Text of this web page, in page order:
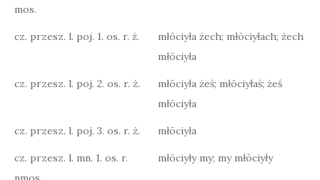
mos.
cz. przesz. l. poj. 1. os. r. ż.
młōciyła żech; młōciyłach; żech
młōciyła
cz. przesz. l. poj. 2. os. r. ż.
młōciyła żeś; młōciyłaś; żeś
młōciyła
cz. przesz. l. poj. 3. os. r. ż. młōciyła
cz. przesz. l. mn. 1. os. r.
młōciyły my; my młōciyły